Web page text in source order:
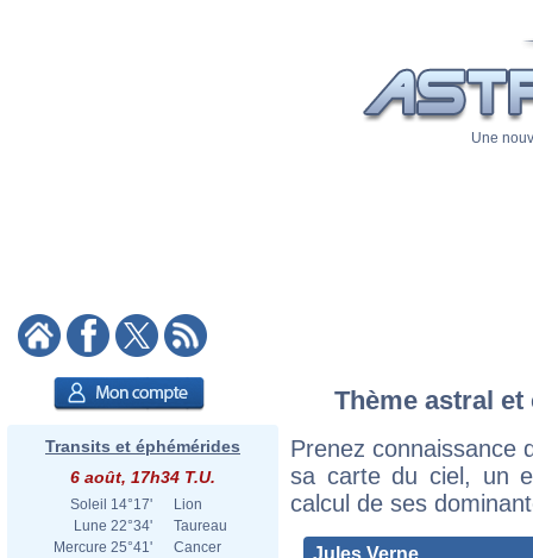
Une
Transits et éphémérides
6 août, 17h34 T.U.
Soleil 14°17'
Lion
Lune 22°34'
Taureau
Mercure 25°41'
Cancer
Thème astral
Prenez connaissance
sa carte du ciel, un
calcul de ses
Jules Verne